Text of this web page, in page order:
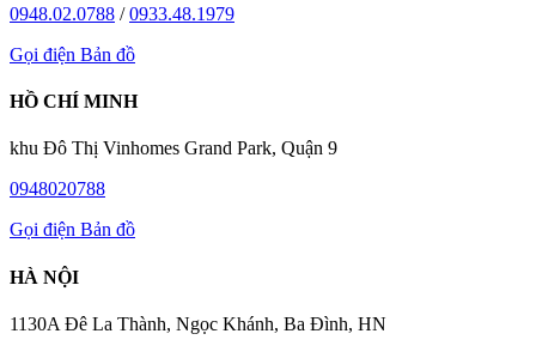
0948.02.0788 /0933.48.1979
Gọi điện Bản đồ
HỒ CHÍ MINH
khu Đô Thị Vinhomes Grand Park, Quận 9
0948020788
Gọi điện Bản đồ
HÀ NỘI
1130A Đê La Thành, Ngọc Khánh, Ba Đình, HN